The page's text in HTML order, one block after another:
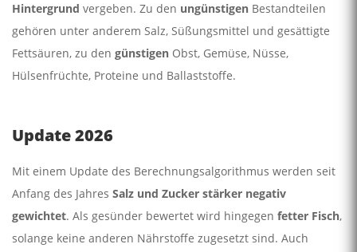
Hintergrund vergeben. Zu den ungünstigen Bestandteilen
gehören unter anderem Salz, Süßungsmittel und gesättigte
Fettsäuren, zu den günstigen Obst, Gemüse, Nüsse,
Hülsenfrüchte, Proteine und Ballaststoffe.
Update 2026
Mit einem Update des Berechnungsalgorithmus werden seit
Anfang des Jahres Salz und Zucker stärker negativ
gewichtet. Als gesünder bewertet wird hingegen fetter Fisch,
solange keine anderen Nährstoffe zugesetzt sind. Auch